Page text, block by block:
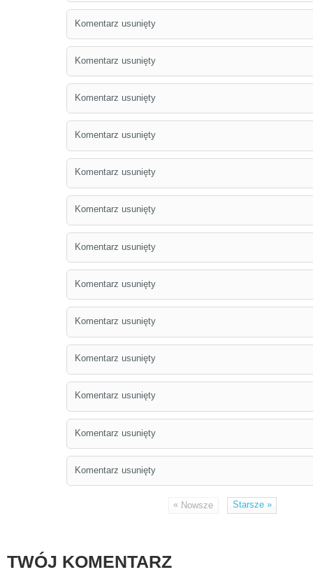
Komentarz usunięty
Komentarz usunięty
Komentarz usunięty
Komentarz usunięty
Komentarz usunięty
Komentarz usunięty
Komentarz usunięty
Komentarz usunięty
Komentarz usunięty
Komentarz usunięty
Komentarz usunięty
Komentarz usunięty
Komentarz usunięty
« Nowsze Starsze»
TWÓJ KOMENTARZ